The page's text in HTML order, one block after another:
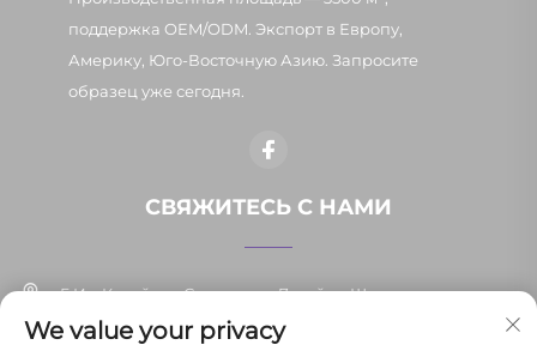
поддержка OEM/ODM. Экспорт в Европу,
Америку, Юго-Восточную Азию. Запросите
образец уже сегодня.
СВЯЖИТЕСЬ С НАМИ
Г. Иу, Китай, ул. Синьпан, д. 7, район Шанси
+86-13037647878
We value your privacy